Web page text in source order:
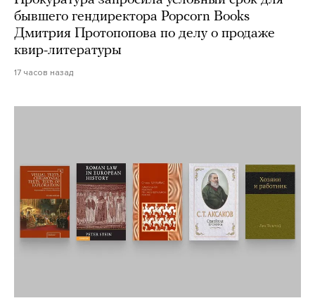
бывшего гендиректора Popcorn Books
Дмитрия Протопопова по делу о продаже
квир-литературы
17 часов назад